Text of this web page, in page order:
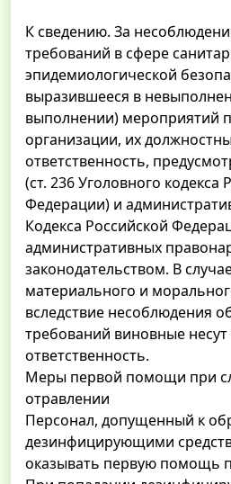
К сведению. За
требований в сфере
эпидемиологической
выразившееся в
выполнении) мероприятий
организации, их
ответственность,
(ст. 236 Уголовного кодекса
Федерации) и
Кодекса Российской
административных
законодательством. В
материального и
вследствие несоблюдения
требований виновные
ответственность.
Меры первой помощи при
отравлении
Персонал, допущенный к
дезинфицирующими
оказывать первую помощь